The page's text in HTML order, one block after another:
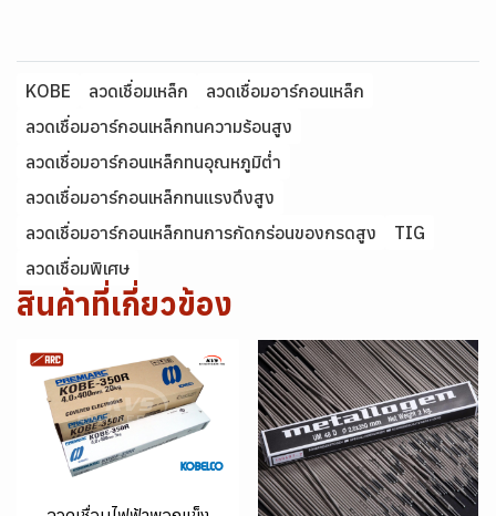
KOBE ลวดเชื่อมเหล็ก
ลวดเชื่อมอาร์กอนเหล็ก
ลวดเชื่อมอาร์กอนเหล็กทนความร้อนสูง
ลวดเชื่อมอาร์กอนเหล็กทนอุณหภูมิต่ำ
ลวดเชื่อมอาร์กอนเหล็กทนแรงดึงสูง
ลวดเชื่อมอาร์กอนเหล็กทนการกัดกร่อนของกรดสูง
TIG
ลวดเชื่อมพิเศษ
สินค้าที่เกี่ยวข้อง